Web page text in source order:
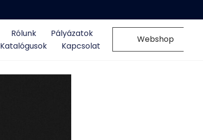
Rólunk
Pályázatok
Katalógusok Kapcsolat
Webshop